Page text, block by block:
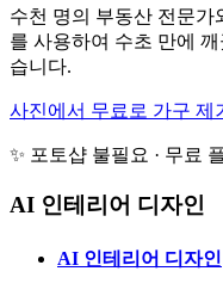
수천 명의 부동산 전문
를 사용하여 수초 만에
습니다.
사진에서 무료로 가구 제
✨ 포토샵 불필요 · 무료
AI 인테리어 디자인
AI 인테리어 디자인